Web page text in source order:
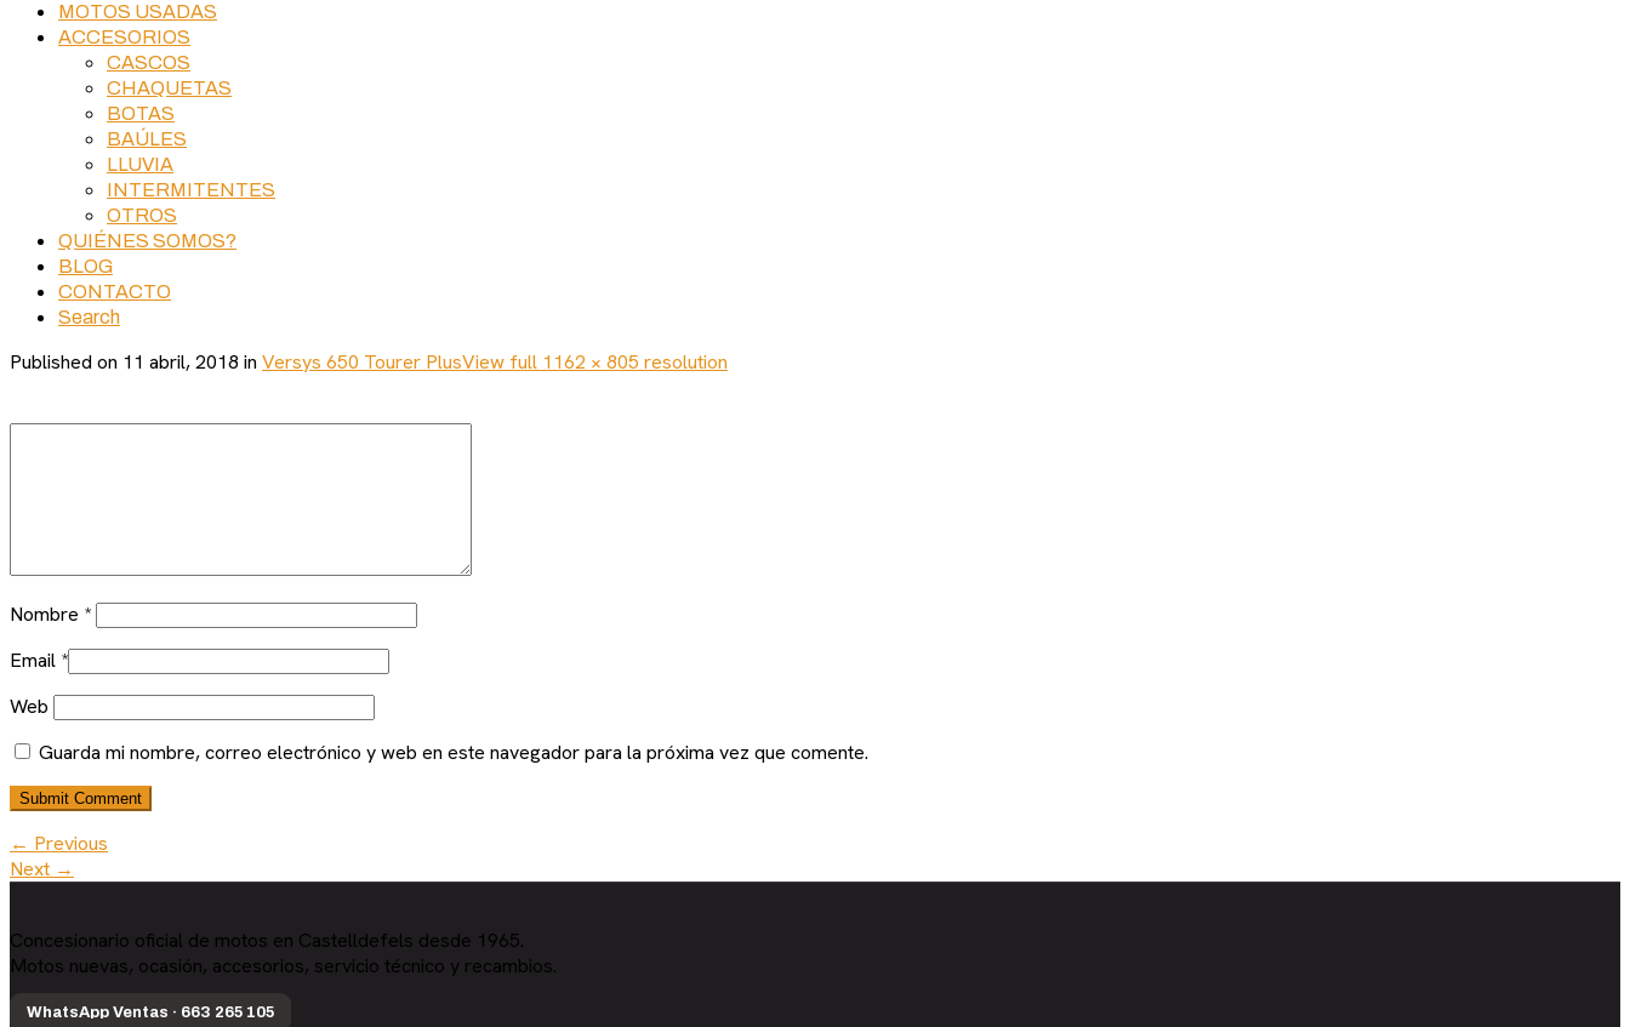
MOTOS USADAS
ACCESORIOS
CASCOS
CHAQUETAS
BOTAS
BAÚLES
LLUVIA
INTERMITENTES
OTROS
QUIÉNES SOMOS?
BLOG
CONTACTO
Search
Published on 11 abril, 2018 in Versys 650 Tourer PlusView full 1162 × 805 resolution
Nombre *
Email *
Web
Guarda mi nombre, correo electrónico y web en este navegador para la próxima vez que comente.
← Previous
Next →
Concesionario oficial de motos en Castelldefels desde 1965.
Motos nuevas, ocasión, accesorios, servicio técnico y recambios.
WhatsApp Ventas · 663 265 105